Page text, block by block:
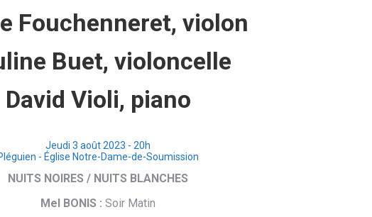
Fouchenneret, violon
Buet, violoncelle
David Violi, piano
Jeudi 3 août 2023 - 20h
- Église Notre-Dame-de-Soumission
NUITS NOIRES / NUITS BLANCHES
Mel BONIS : Soir Matin